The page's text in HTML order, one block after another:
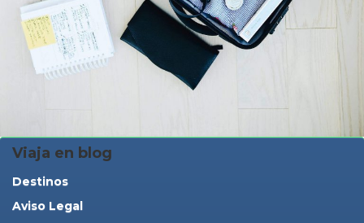
Viaja en blog
Destinos
Aviso Legal